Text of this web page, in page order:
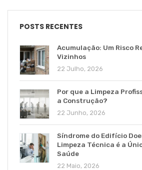
POSTS RECENTES
Acumulação: Um Risco
Vizinhos
22 Julho, 2026
Por que a Limpeza
a Construção?
22 Junho, 2026
Síndrome do Edifício
Limpeza Técnica é a
Saúde
22 Maio, 2026